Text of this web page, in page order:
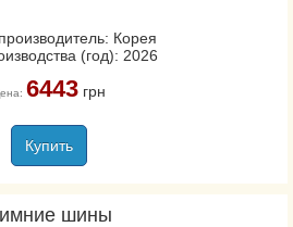
Корея
(год): 2026
6443грн
Купить
шины